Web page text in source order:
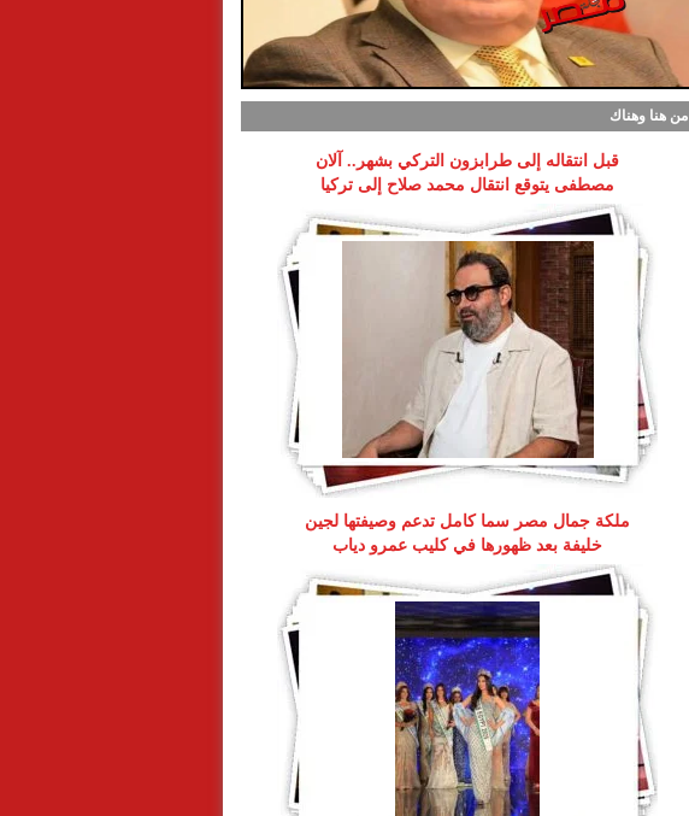
من هنا وهناك
قبل انتقاله إلى طرابزون التركي بشهر.. آلان
مصطفى يتوقع انتقال محمد صلاح إلى تركيا
ملكة جمال مصر سما كامل تدعم وصيفتها لجين
خليفة بعد ظهورها في كليب عمرو دياب